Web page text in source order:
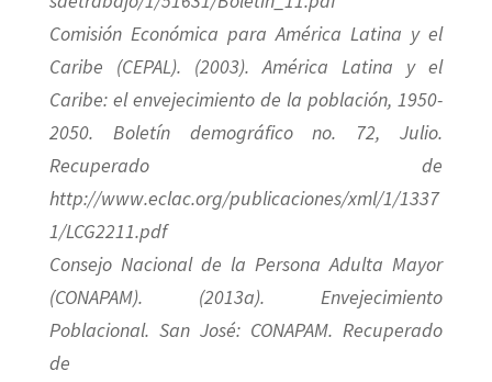
Comisión Económica para América Latina y el
Caribe (CEPAL). (2003). América Latina y el
Caribe: el envejecimiento de la población, 1950-
2050. Boletín demográfico no. 72, Julio.
Recuperado de
http://www.eclac.org/publicaciones/xml/1/1337
1/LCG2211.pdf
Consejo Nacional de la Persona Adulta Mayor
(CONAPAM). (2013a). Envejecimiento
Poblacional. San José: CONAPAM. Recuperado
de